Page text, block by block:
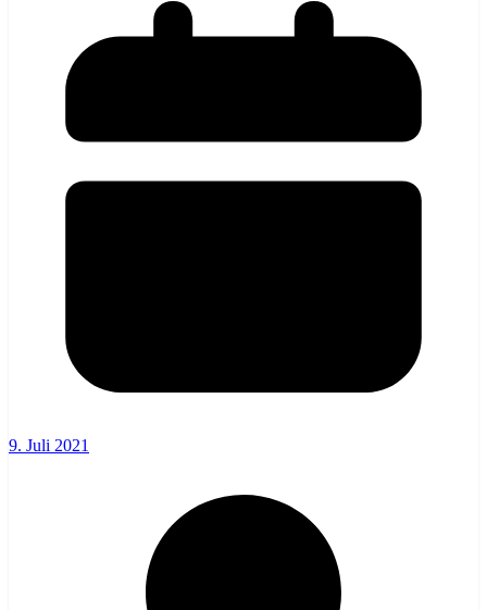
9. Juli 2021